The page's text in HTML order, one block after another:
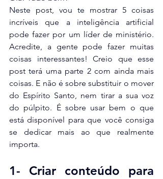
Neste post, vou te mostrar 5 coisas
incríveis que a inteligência artificial
pode fazer por um líder de ministério.
Acredite, a gente pode fazer muitas
coisas interessantes! Creio que esse
post terá uma parte 2 com ainda mais
coisas. E não é sobre substituir o mover
do Espírito Santo, nem tirar a sua voz
do púlpito. É sobre usar bem o que
está disponível para que você consiga
se dedicar mais ao que realmente
importa.
1- Criar conteúdo para